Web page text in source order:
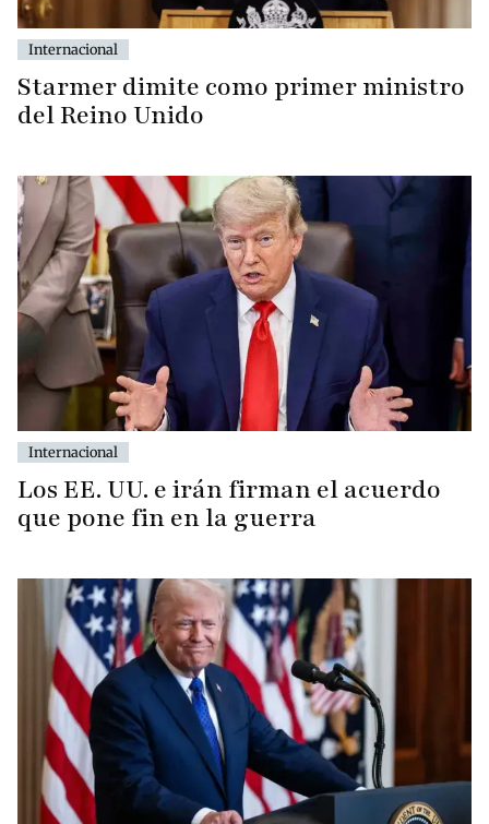
Internacional
Starmer dimite como primer ministro
del Reino Unido
Internacional
Los EE. UU. e irán firman el acuerdo
que pone fin en la guerra